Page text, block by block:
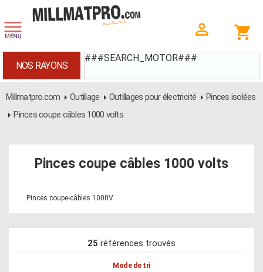
###SEARCH_MOTOR###
NOS RAYONS
Millmatpro.com Outillage Outillages pour électricité
Pinces isolées
Pinces coupe câbles 1000 volts
Pinces coupe câbles 1000 volts
Pinces coupe-câbles 1000V
25 références trouvés
Mode de tri